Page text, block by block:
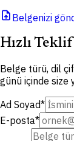
upload_file Belgenizi
Hızlı
Belge türü, dil
günü içinde size
Ad Soyad*
E-posta*